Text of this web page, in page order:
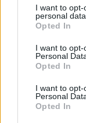
not limited to
grant or deny
use your data for
consent section.
I want to
personal data.
Opted In
I want to
Personal
Opted In
I want to
Personal
Opted In
συντάξεις,